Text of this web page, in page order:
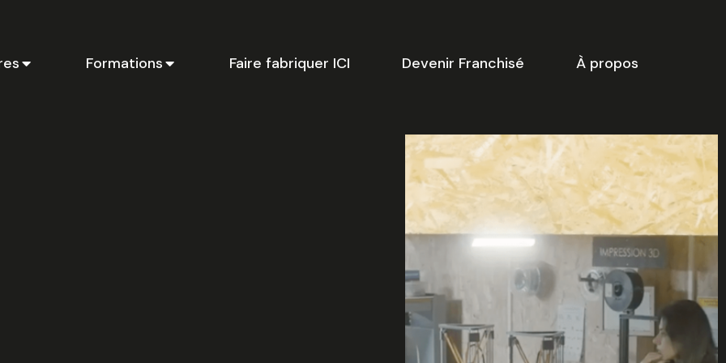
Formations Faire fabriquer ICI Devenir Franchisé À propos
liste de créneaux disponibles
la réunion d’information
en ligne.